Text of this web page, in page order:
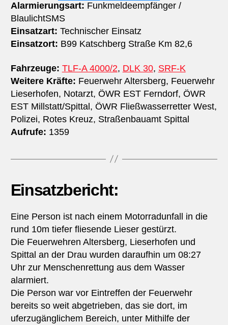
Alarmierungsart: Funkmeldeempfänger /
BlaulichtSMS
Einsatzart: Technischer Einsatz
Einsatzort: B99 Katschberg Straße Km 82,6
Fahrzeuge: TLF-A 4000/2, DLK 30, SRF-K
Weitere Kräfte: Feuerwehr Altersberg, Feuerwehr
Lieserhofen, Notarzt, ÖWR EST Ferndorf, ÖWR
EST Millstatt/​Spittal, ÖWR Fließwasserretter West,
Polizei, Rotes Kreuz, Straßenbauamt Spittal
Aufrufe: 1359
Einsatzbericht:
Eine Person ist nach einem Motorradunfall in die
rund 10m tiefer fliesende Lieser gestürzt.
Die Feuerwehren Altersberg, Lieserhofen und
Spittal an der Drau wurden daraufhin um 08:27
Uhr zur Menschenrettung aus dem Wasser
alarmiert.
Die Person war vor Eintreffen der Feuerwehr
bereits so weit abgetrieben, das sie dort, im
uferzugänglichem Bereich, unter Mithilfe der